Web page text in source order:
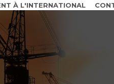
À L'INTERNATIONAL